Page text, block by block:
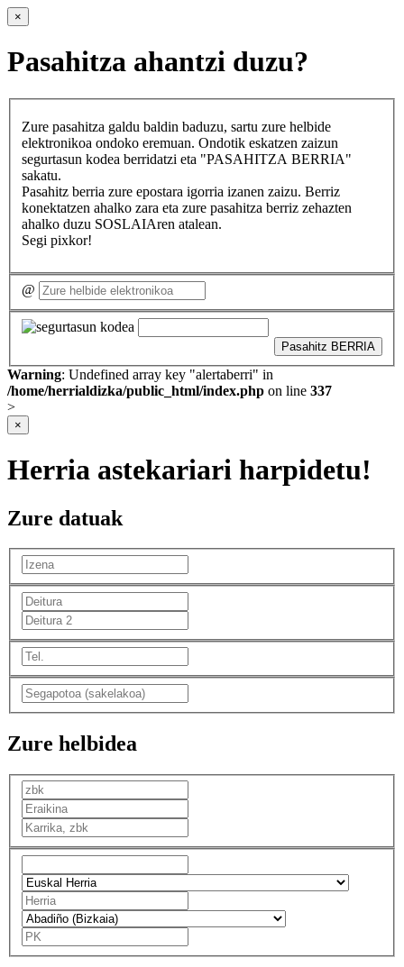
×
Pasahitza ahantzi duzu?
Zure pasahitza galdu baldin baduzu, sartu zure helbide
elektronikoa ondoko eremuan. Ondotik eskatzen zaizun
segurtasun kodea berridatzi eta "PASAHITZA BERRIA"
sakatu.
Pasahitz berria zure epostara igorria izanen zaizu. Berriz
konektatzen ahalko zara eta zure pasahitza berriz zehazten
ahalko duzu SOSLAIAren atalean.
Segi pixkor!
@
Pasahitz BERRIA
Warning: Undefined array key "alertaberri" in
/home/herrialdizka/public_html/index.php on line 337
>
×
Herria astekariari harpidetu!
Zure datuak
Zure helbidea